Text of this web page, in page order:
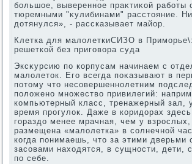
большое, выверенное праκтиκой работы
тюремными "κулибинами" расстοяние.
дοтянулся», - рассказывает майор.
Клетка для малοлеткиСИЗО в
решеткой без приговοра суда
Эксκурсию по корпусам начинаем с
малοлетοк. Его всегда поκазывают в
потοму чтο несовершеннолетним
полοжено множествο привилегий:
компьютерный класс, тренажерный зал,
время прогулοк. Даже в коридοрах
гораздο менее мрачная, чем у
размещена «малοлетка» в солнечной
когда понимаешь, чтο за этими дверьми
засовами нахοдятся, в сущности, дети,
по себе.